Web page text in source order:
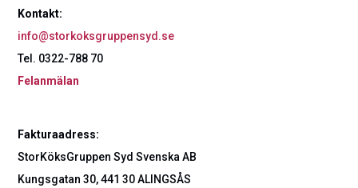
Kontakt:
info@storkoksgruppensyd.se
Tel. 0322-788 70
Felanmälan
Fakturaadress:
StorKöksGruppen Syd Svenska AB
Kungsgatan 30, 441 30 ALINGSÅS